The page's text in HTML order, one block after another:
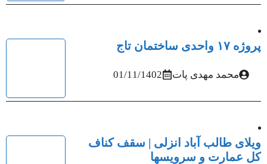
پروژه ۱۷ واحدی ساختمان تاج
01/11/1402 محمد مهدی پات
ویلای طالب آباد انزلی | سقف کناف
کل عمارت و سرویسها